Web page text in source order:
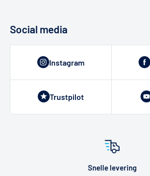
Social media
Instagram
Trustpilot
Snelle levering